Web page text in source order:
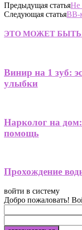
Предыдущая статьяНе
Следующая статьяВВ-
ЭТО МОЖЕТ
Винир на 1 зуб:
улыбки
Нарколог на дом:
помощь
Прохождение
войти в систему
Добро пожаловать!